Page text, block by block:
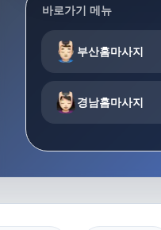
바로가기 메뉴
부산홈마사지
경남홈마사지